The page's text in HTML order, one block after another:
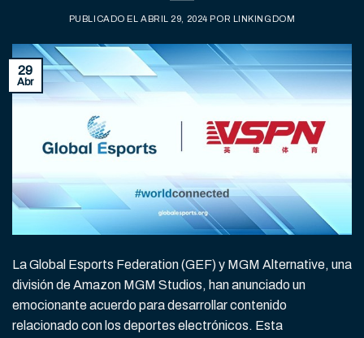
PUBLICADO EL ABRIL 29, 2024 POR LINKINGDOM
29
Abr
La Global Esports Federation (GEF) y MGM Alternative, una
división de Amazon MGM Studios, han anunciado un
emocionante acuerdo para desarrollar contenido
relacionado con los deportes electrónicos. Esta